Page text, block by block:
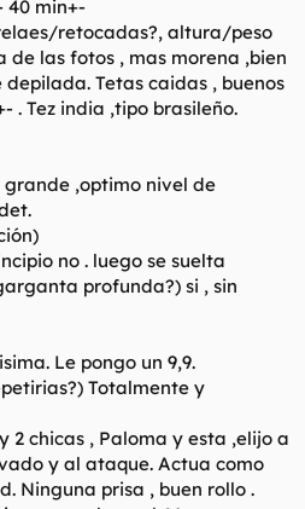
40 min+-
retocadas?, altura/peso
de las fotos , mas morena ,bien
Tetas caidas , buenos
. Tez india ,tipo brasileño.
,optimo nivel de
no . luego se suelta
profunda?) si , sin
Le pongo un 9,9.
Totalmente y
2 chicas , Paloma y esta ,elijo a
y al ataque. Actua como
Ninguna prisa , buen rollo .